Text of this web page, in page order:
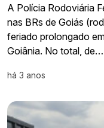
A Polícia Rodoviária
nas BRs de Goiás
feriado prolongado
Goiânia. No total, de…
há 3 anos